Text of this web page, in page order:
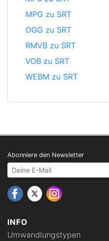
MPG zu SRT
OGG zu SRT
RMVB zu SRT
VOB zu SRT
WEBM zu SRT
INFO
Umwandlungstypen
Abonniere den Newsletter
Your email address